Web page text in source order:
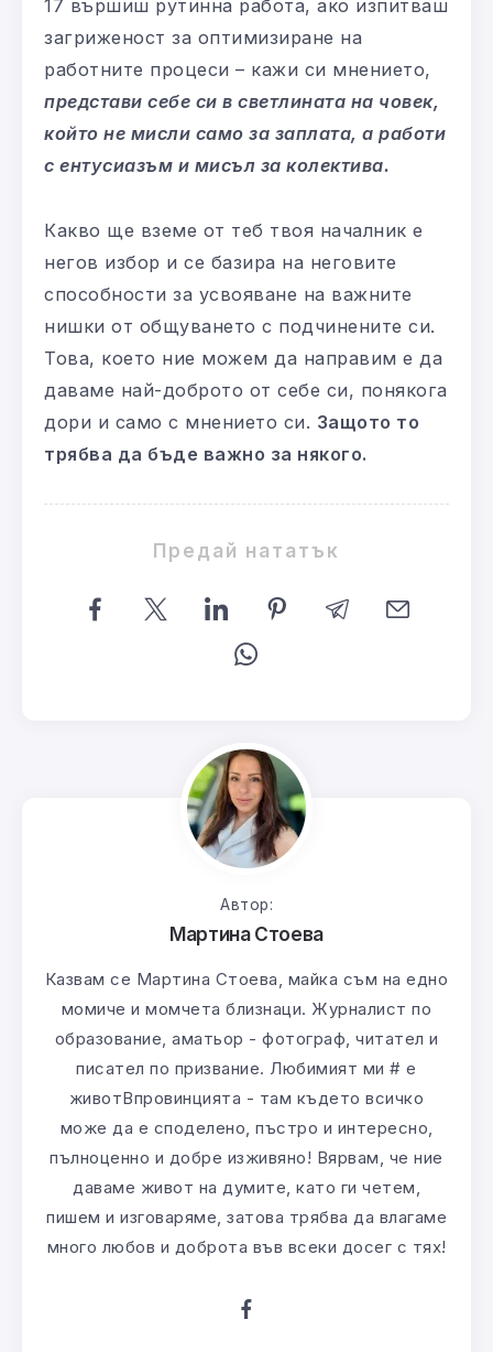
17 вършиш рутинна работа, ако изпитваш
загриженост за оптимизиране на
работните процеси – кажи си мнението,
представи себе си в светлината на човек,
който не мисли само за заплата, а работи
с ентусиазъм и мисъл за колектива.
Какво ще вземе от теб твоя началник е
негов избор и се базира на неговите
способности за усвояване на важните
нишки от общуването с подчинените си.
Това, което ние можем да направим е да
даваме най-доброто от себе си, понякога
дори и само с мнението си. Защото то
трябва да бъде важно за някого.
Предай нататък
Автор:
Мартина Стоева
Казвам се Мартина Стоева, майка съм на едно
момиче и момчета близнаци. Журналист по
образование, аматьор - фотограф, читател и
писател по призвание. Любимият ми # е
животВпровинцията - там където всичко
може да е споделено, пъстро и интересно,
пълноценно и добре изживяно! Вярвам, че ние
даваме живот на думите, като ги четем,
пишем и изговаряме, затова трябва да влагаме
много любов и доброта във всеки досег с тях!